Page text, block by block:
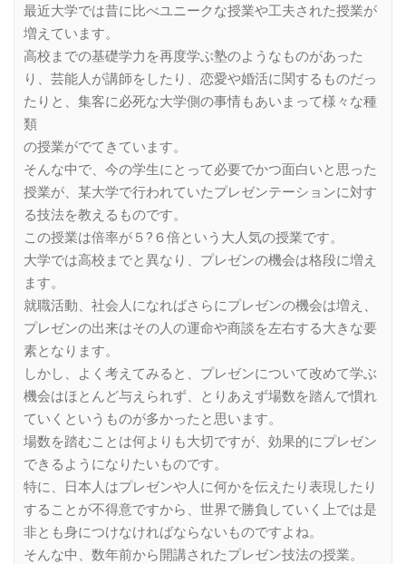
最近大学では昔に比べユニークな授業や工夫された授業が
増えています。
高校までの基礎学力を再度学ぶ塾のようなものがあった
り、芸能人が講師をしたり、恋愛や婚活に関するものだっ
たりと、集客に必死な大学側の事情もあいまって様々な種
類
の授業がでてきています。
そんな中で、今の学生にとって必要でかつ面白いと思った
授業が、某大学で行われていたプレゼンテーションに対す
る技法を教えるものです。
この授業は倍率が５?６倍という大人気の授業です。
大学では高校までと異なり、プレゼンの機会は格段に増え
ます。
就職活動、社会人になればさらにプレゼンの機会は増え、
プレゼンの出来はその人の運命や商談を左右する大きな要
素となります。
しかし、よく考えてみると、プレゼンについて改めて学ぶ
機会はほとんど与えられず、とりあえず場数を踏んで慣れ
ていくというものが多かったと思います。
場数を踏むことは何よりも大切ですが、効果的にプレゼン
できるようになりたいものです。
特に、日本人はプレゼンや人に何かを伝えたり表現したり
することが不得意ですから、世界で勝負していく上では是
非とも身につけなければならないものですよね。
そんな中、数年前から開講されたプレゼン技法の授業。